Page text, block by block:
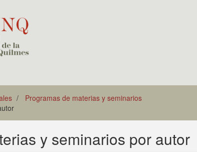
Programas de materias y seminarios
y seminarios por autor